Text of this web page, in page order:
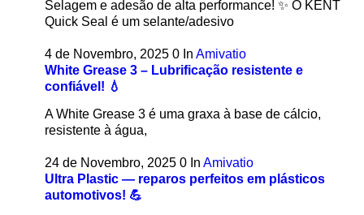
Selagem e adesão de alta performance! ✨ O KENT
Quick Seal é um selante/adesivo
4 de Novembro, 2025 0 In Amivatio
White Grease 3 – Lubrificação resistente e
confiável! 💧
A White Grease 3 é uma graxa à base de cálcio,
resistente à água,
24 de Novembro, 2025 0 In Amivatio
Ultra Plastic — reparos perfeitos em plásticos
automotivos! 💪